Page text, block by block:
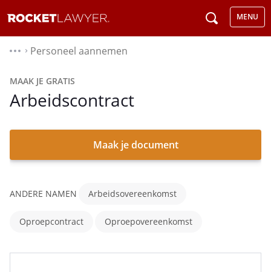
MENU
⌃ Personeel aannemen
MAAK JE GRATIS
Arbeidscontract
Maak je document
ANDERE NAMEN Arbeidsovereenkomst
Oproepcontract Oproepovereenkomst